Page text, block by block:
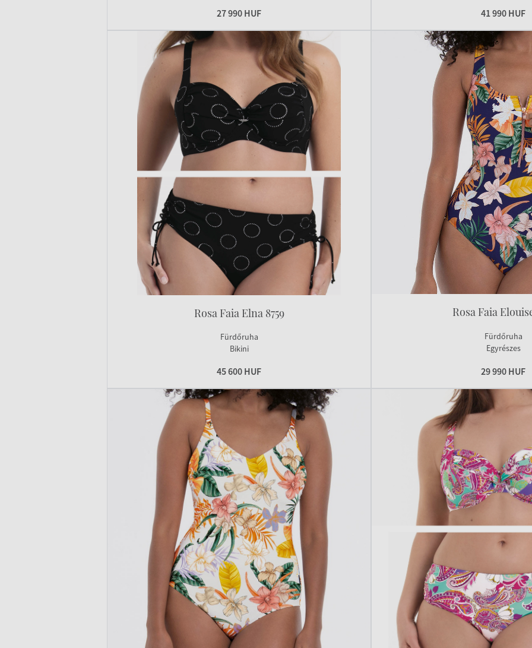
27 990 HUF 41 990 HUF
Rosa Faia Elna 8759
Fürdőruha
Bikini
45 600 HUF
Rosa Faia
Fürdőruha
Egyrészes
29 990 HUF